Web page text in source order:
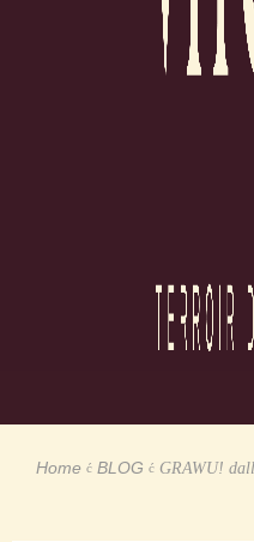
Home BLOG GRAWU!